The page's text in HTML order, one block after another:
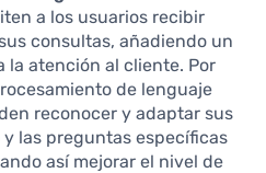
a los usuarios recibir
consultas, añadiendo un
la atención al cliente. Por
de lenguaje
reconocer y adaptar sus
las preguntas específicas
así mejorar el nivel de